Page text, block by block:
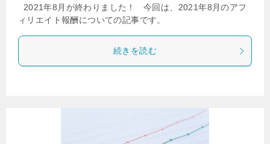
2021年8月が終わりました！ 今回は、2021年8月のアフ
ィリエイト報酬についての記事です。
続きを読む